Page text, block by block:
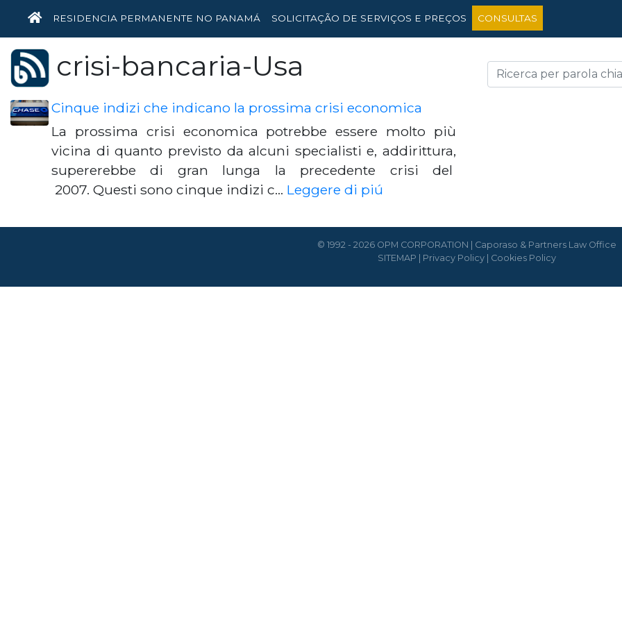
HOME
RESIDENCIA PERMANENTE NO PANAMÁ SOLICITAÇÃO DE SERVIÇOS E PREÇOS CONSULTAS
crisi-bancaria-Usa
Cinque indizi che indicano la prossima crisi economica
La prossima crisi economica potrebbe essere molto più
vicina di quanto previsto da alcuni specialisti e, addirittura,
supererebbe di gran lunga la precedente crisi del
2007. Questi sono cinque indizi c… Leggere di piú
© 1992 - 2026 OPM CORPORATION | Caporaso & Partners Law Office
SITEMAP
Privacy Policy| Cookies Policy